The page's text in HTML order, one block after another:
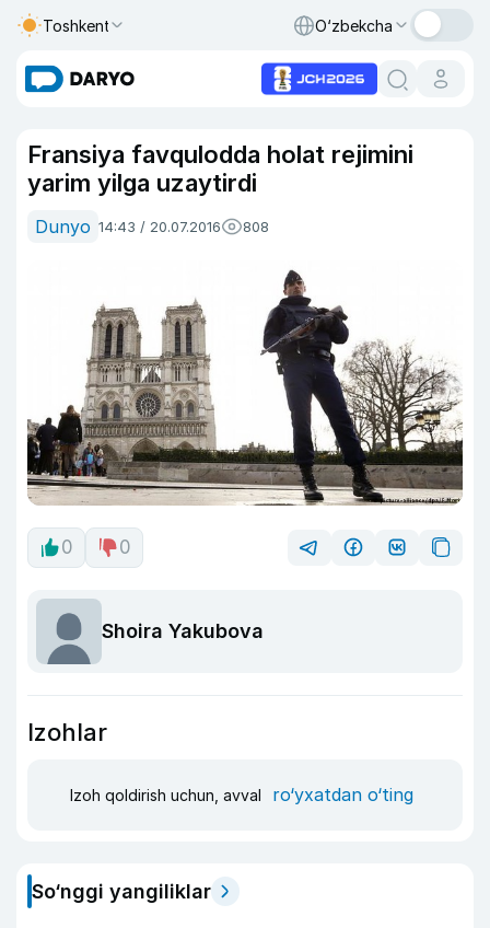
Toshkent O‘zbekcha
Fransiya favqulodda holat rejimini
yarim yilga uzaytirdi
Dunyo 14:43 / 20.07.2016 808
0 0
Shoira Yakubova
Izohlar
Izoh qoldirish uchun, avval ro‘yxatdan o‘ting
So‘nggi yangiliklar